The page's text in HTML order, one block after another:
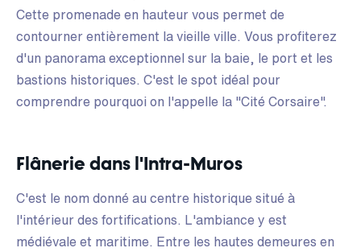
Cette promenade en hauteur vous permet de
contourner entièrement la vieille ville. Vous profiterez
d'un panorama exceptionnel sur la baie, le port et les
bastions historiques. C'est le spot idéal pour
comprendre pourquoi on l'appelle la "Cité Corsaire".
Flânerie dans l'Intra-Muros
C'est le nom donné au centre historique situé à
l'intérieur des fortifications. L'ambiance y est
médiévale et maritime. Entre les hautes demeures en